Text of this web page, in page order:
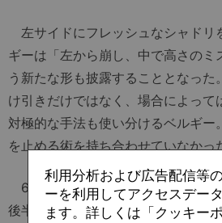
左サイドにフレッシュなシャドリ
ギーは「左から崩し、中で高さのミ
う新たな形も披露することとなった
け引きだけではなく、場合によって
対極的な手法も使い分けるベルギー
を止める術を持ち合わせていなかっ
69分、74分とセットプレーの流れ
後半アディショナルタイムには自分
利用分析および広告配信等
ーを利用してアクセスデー
ます。詳しくは「クッキー